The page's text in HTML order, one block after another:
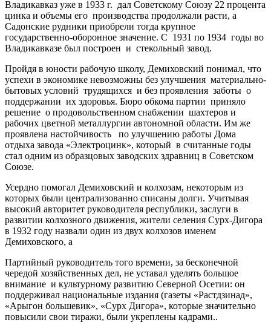
Владикавказ уже в 1933 г. дал Советскому Союзу 22 процента
цинка и объемы его производства продолжали расти, а
Садонские рудники приобрели тогда крупное
государственно-оборонное значение. С 1931 по 1934 годы во
Владикавказе был построен и стекольный завод.
Пройдя в юности рабочую школу, Демиховский понимал, что
успехи в экономике невозможны без улучшения материально-
бытовых условий трудящихся и без проявления заботы о
поддержании их здоровья. Бюро обкома партии приняло
решение о продовольственном снабжении шахтеров и
рабочих цветной металлургии автономной области. Им же
проявлена настойчивость по улучшению работы Дома
отдыха завода «Электроцинк», который в считанные годы
стал одним из образцовых заводских здравниц в Советском
Союзе.
Усердно помогал Демиховский и колхозам, некоторым из
которых были централизованно списаны долги. Учитывая
высокий авторитет руководителя республики, заслуги в
развитии колхозного движения, жители селения Сурх-Дигора
в 1932 году назвали один из двух колхозов именем
Демиховского, а
Партийный руководитель того времени, за бесконечной
чередой хозяйственных дел, не уставал уделять большое
внимание и культурному развитию Северной Осетии: он
поддерживал национальные издания (газеты «Растдзинад»,
«Арыгон большевик», «Сурх Дигора», которые значительно
повысили свои тиражи, были укреплены кадрами..